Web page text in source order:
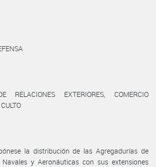
RELACIONES EXTERIORES, COMERCIO
la distribución de las Agregadurías de
Navales y Aeronáuticas con sus extensiones